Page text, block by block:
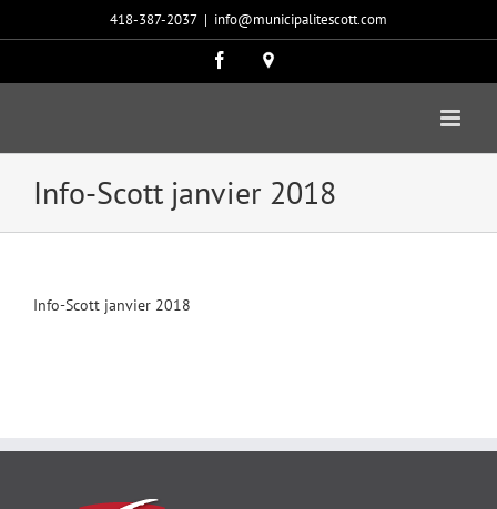
418-387-2037 | info@municipalitescott.com
Facebook
Carte
Info-Scott janvier 2018
Info-Scott janvier 2018